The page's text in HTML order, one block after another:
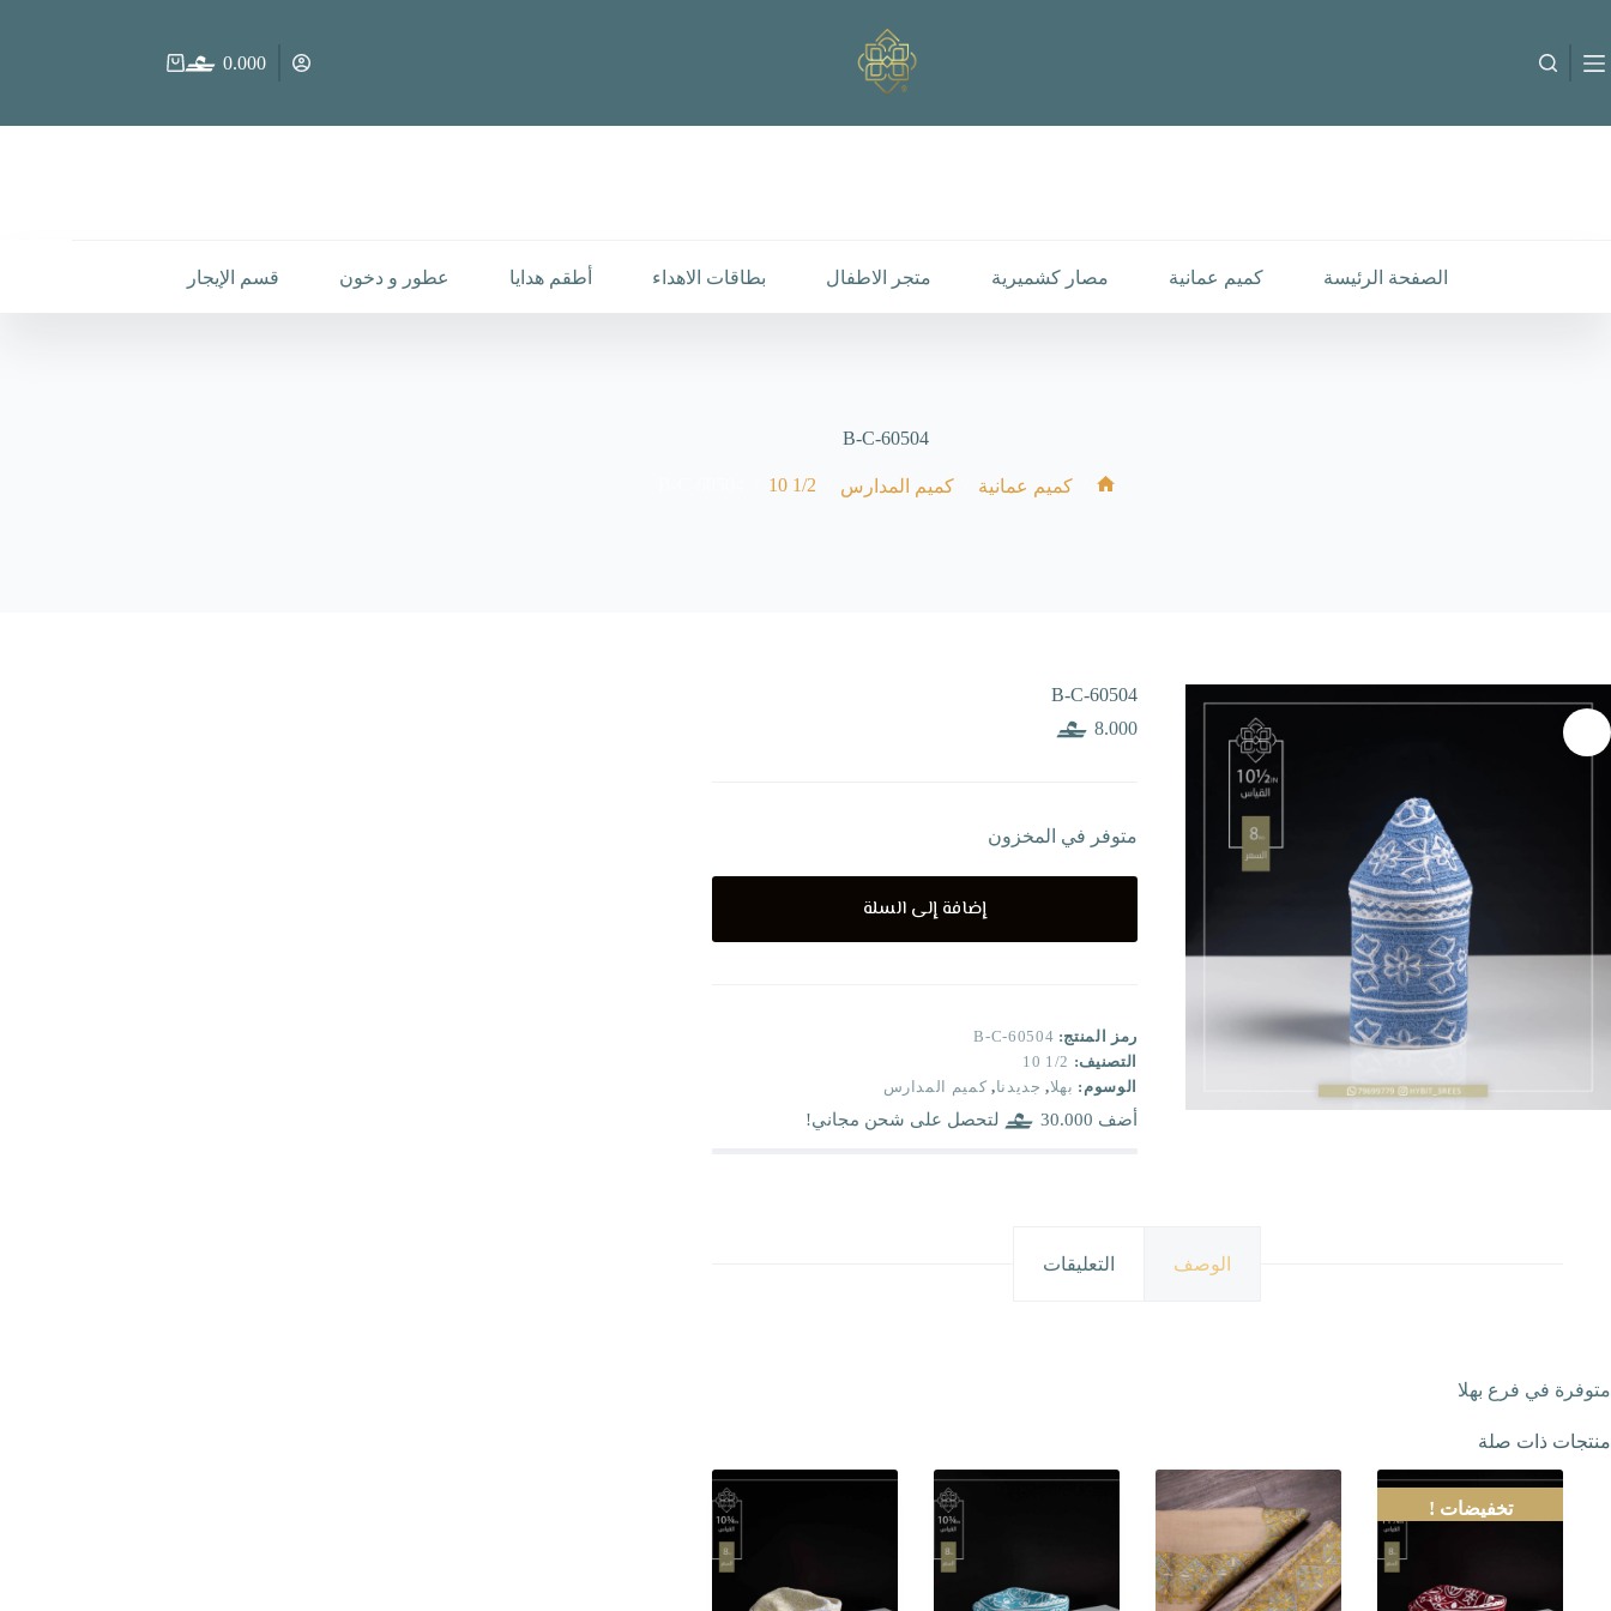
المحتوىB-C-60504
عربة
0.000
الصفحة الرئيسة كميم عمانية مصار كشميرية متجر الاطفال بطاقات الاهداء أطقم هدايا عطور و دخون قسم الإيجار
B-C-60504
كميم عمانية كميم المدارس 1/2 10
B-C-60504
8.000
متوفر في المخزون
إضافة إلى السلة
رمز المنتج: B-C-60504
التصنيف: 1/2 10
الوسوم: بهلا, جديدنا, كميم المدارس
أضف 30.000 لتحصل على شحن مجاني!
الوصف التعليقات
متوفرة في فرع بهلا
منتجات ذات صلة
تخفيضات !